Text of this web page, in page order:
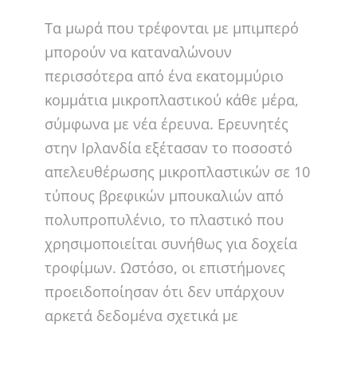
Τα μωρά που τρέφονται με μπιμπερό
μπορούν να καταναλώνουν
περισσότερα από ένα εκατομμύριο
κομμάτια μικροπλαστικού κάθε μέρα,
σύμφωνα με νέα έρευνα. Ερευνητές
στην Ιρλανδία εξέτασαν το ποσοστό
απελευθέρωσης μικροπλαστικών σε 10
τύπους βρεφικών μπουκαλιών από
πολυπροπυλένιο, το πλαστικό που
χρησιμοποιείται συνήθως για δοχεία
τροφίμων. Ωστόσο, οι επιστήμονες
προειδοποίησαν ότι δεν υπάρχουν
αρκετά δεδομένα σχετικά με